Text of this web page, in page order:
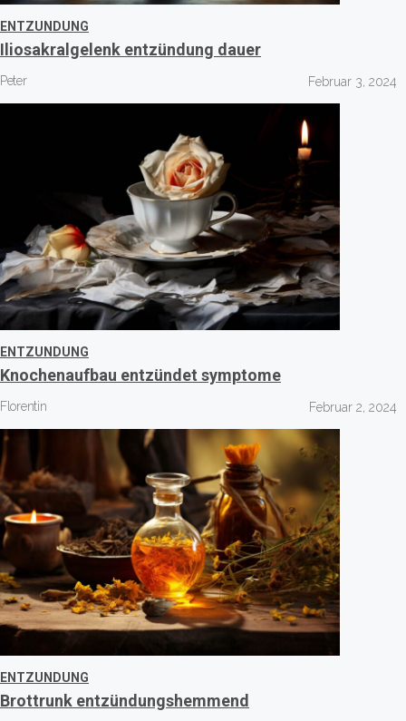
ENTZUNDUNG
Iliosakralgelenk entzündung dauer
Peter Februar 3, 2024
ENTZUNDUNG
Knochenaufbau entzündet symptome
Florentin Februar 2, 2024
ENTZUNDUNG
Brottrunk entzündungshemmend